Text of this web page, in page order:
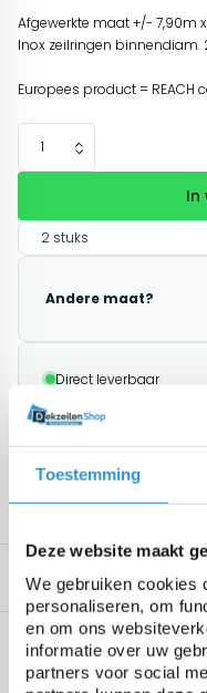
Toestemming
Deze website maakt
We gebruiken cookies
personaliseren, om
en om ons
informatie over uw
partners voor social
Afgewerkte maat +/- 7,90m
Inox zeilringen
Europees product = REACH
In
2 stuks
Andere maat?
Direct leverbaar
Afhalen mogelijk in
1195+ klanten geven
OmschrijvingGerelateerde
Specificaties
Geen specificaties